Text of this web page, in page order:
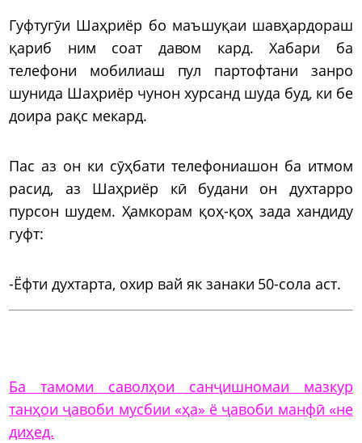
Гуфтугӯи Шаҳриёр бо маъшуқаи шавҳардораш
қариб ним соат давом кард. Хабари ба
телефони мобилиаш пул партофтани занро
шунида Шаҳриёр чунон хурсанд шуда буд, ки бе
доира рақс мекард.
Пас аз он ки сӯҳбати телефониашон ба итмом
расид, аз Шаҳриёр кӣ будани он духтарро
пурсон шудем. Ҳамкорам қоҳ-қоҳ зада хандиду
гуфт:
-Ёфти духтарта, охир вай як занаки 50-сола аст.
Ба тамоми саволҳои санҷишномаи мазкур
танҳои ҷавоби мусбии «ҳа» ё ҷавоби манфӣ «не
диҳед.